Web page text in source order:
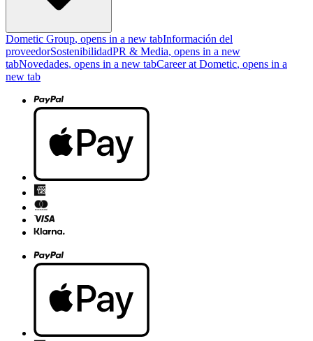
Dometic Group, opens in a new tabInformación del
proveedorSostenibilidadPR & Media, opens in a new
tabNovedades, opens in a new tabCareer at Dometic, opens in a
new tab